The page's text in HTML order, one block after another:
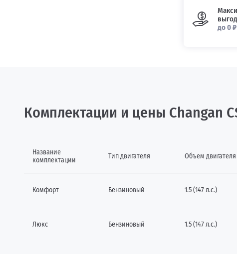
до 0 ₽
Комплектации и цены Changan
Название
комплектации
Тип двигателя Объем двигателя
Комфорт Бензиновый 1.5 (147 л.с.)
Люкс Бензиновый 1.5 (147 л.с.)